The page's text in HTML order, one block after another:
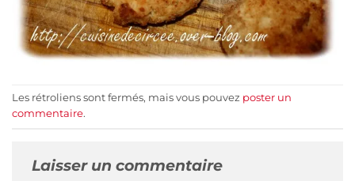
Les rétroliens sont fermés, mais vous pouvez poster un
commentaire.
Laisser un commentaire